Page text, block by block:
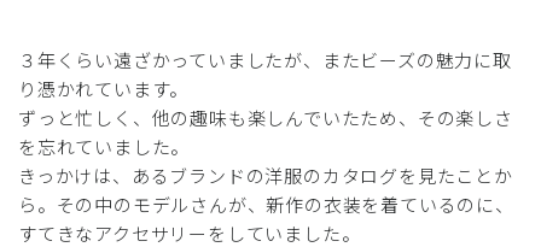
３年くらい遠ざかっていましたが、またビーズの魅力に取
り憑かれています。
ずっと忙しく、他の趣味も楽しんでいたため、その楽しさ
を忘れていました。
きっかけは、あるブランドの洋服のカタログを見たことか
ら。その中のモデルさんが、新作の衣装を着ているのに、
すてきなアクセサリーをしていました。